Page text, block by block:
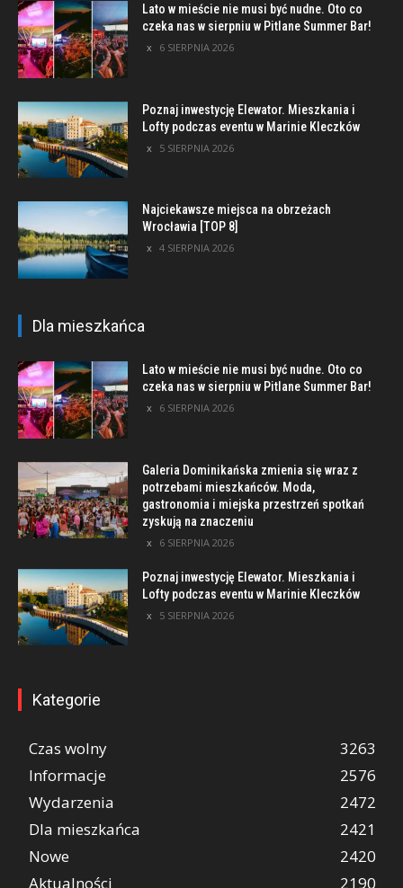
Lato w mieście nie musi być nudne. Oto co
czeka nas w sierpniu w Pitlane Summer Bar!
6 SIERPNIA 2026
Poznaj inwestycję Elewator. Mieszkania i
Lofty podczas eventu w Marinie Kleczków
5 SIERPNIA 2026
Najciekawsze miejsca na obrzeżach
Wrocławia [TOP 8]
4 SIERPNIA 2026
Dla mieszkańca
Lato w mieście nie musi być nudne. Oto co
czeka nas w sierpniu w Pitlane Summer Bar!
6 SIERPNIA 2026
Galeria Dominikańska zmienia się wraz z
potrzebami mieszkańców. Moda,
gastronomia i miejska przestrzeń spotkań
zyskują na znaczeniu
6 SIERPNIA 2026
Poznaj inwestycję Elewator. Mieszkania i
Lofty podczas eventu w Marinie Kleczków
5 SIERPNIA 2026
Kategorie
Czas wolny
3263
Informacje
2576
Wydarzenia
2472
Dla mieszkańca
2421
Nowe
2420
Aktualności
2190